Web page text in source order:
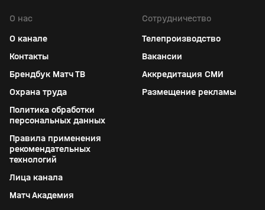
О нас
О канале
Контакты
Брендбук Матч ТВ
Охрана труда
Политика обработки
персональных данных
Правила применения
рекомендательных
технологий
Лица канала
Матч Академия
Сотрудничество
Телепроизводство
Вакансии
Аккредитация СМИ
Размещение рекламы